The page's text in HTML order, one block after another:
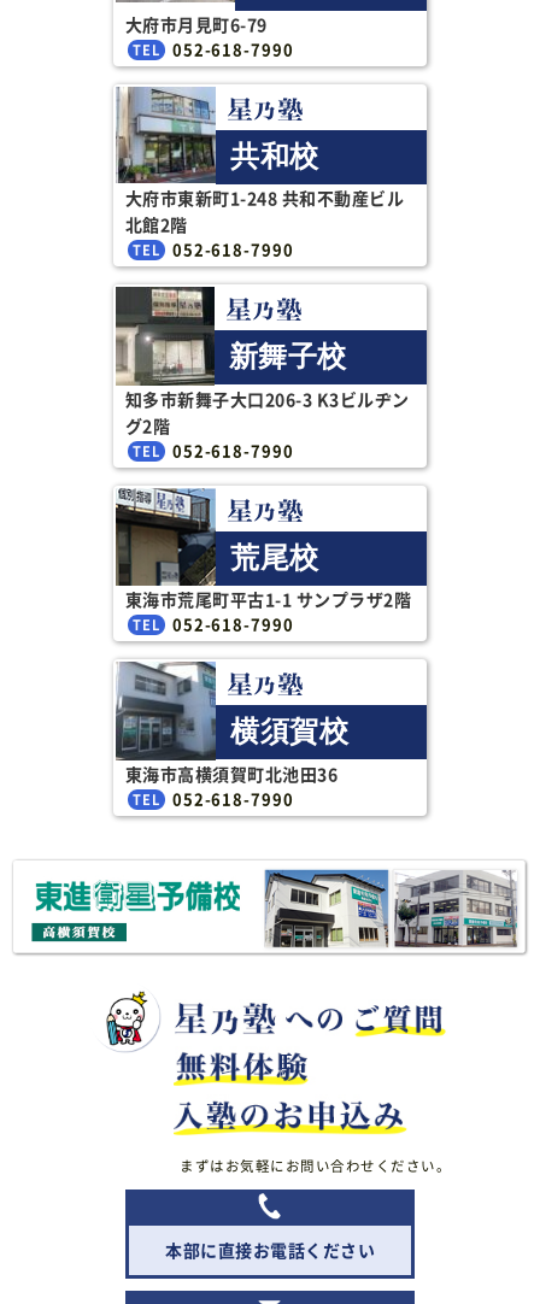
大府市月見町6-79
052-618-7990
共和校
大府市東新町1-248 共和不動産ビル
北館2階
052-618-7990
新舞子校
知多市新舞子大口206-3 K3ビルヂン
グ2階
052-618-7990
荒尾校
東海市荒尾町平古1-1 サンプラザ2階
052-618-7990
横須賀校
東海市高横須賀町北池田36
052-618-7990
まずはお気軽にお問い合わせください。
本部に直接お電話ください